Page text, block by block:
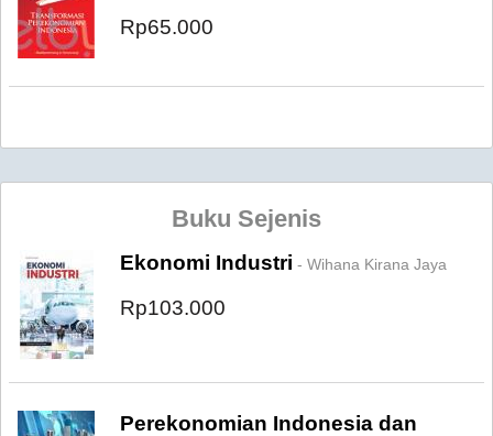
Rp65.000
Buku Sejenis
Ekonomi Industri - Wihana Kirana Jaya
Rp103.000
Perekonomian Indonesia dan